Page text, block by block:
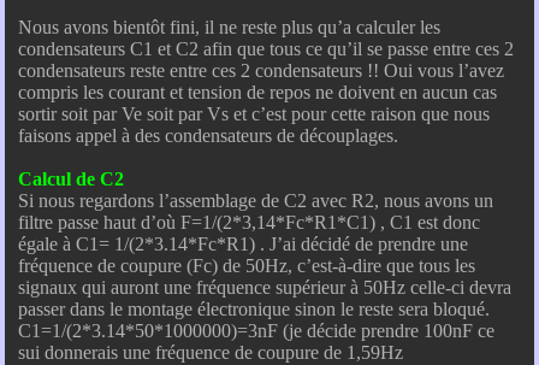
Nous avons bientôt fini, il ne reste plus qu’a calculer les
condensateurs C1 et C2 afin que tous ce qu’il se passe entre ces 2
condensateurs reste entre ces 2 condensateurs !! Oui vous l’avez
compris les courant et tension de repos ne doivent en aucun cas
sortir soit par Ve soit par Vs et c’est pour cette raison que nous
faisons appel à des condensateurs de découplages.
Calcul de C2
Si nous regardons l’assemblage de C2 avec R2, nous avons un
filtre passe haut d’où F=1/(2*3,14*Fc*R1*C1) , C1 est donc
égale à C1= 1/(2*3.14*Fc*R1) . J’ai décidé de prendre une
fréquence de coupure (Fc) de 50Hz, c’est-à-dire que tous les
signaux qui auront une fréquence supérieur à 50Hz celle-ci devra
passer dans le montage électronique sinon le reste sera bloqué.
C1=1/(2*3.14*50*1000000)=3nF (je décide prendre 100nF ce
sui donnerais une fréquence de coupure de 1,59Hz